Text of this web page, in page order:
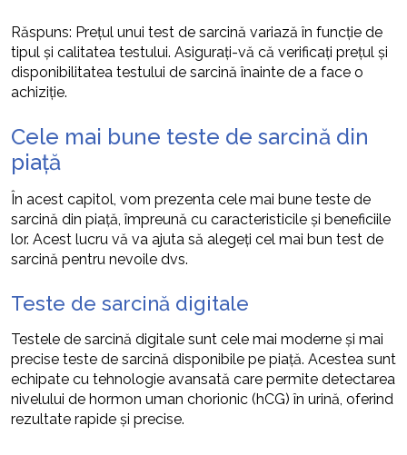
Răspuns: Prețul unui test de sarcină variază în funcție de
tipul și calitatea testului. Asigurați-vă că verificați prețul și
disponibilitatea testului de sarcină înainte de a face o
achiziție.
Cele mai bune teste de sarcină din
piață
În acest capitol, vom prezenta cele mai bune teste de
sarcină din piață, împreună cu caracteristicile și beneficiile
lor. Acest lucru vă va ajuta să alegeți cel mai bun test de
sarcină pentru nevoile dvs.
Teste de sarcină digitale
Testele de sarcină digitale sunt cele mai moderne și mai
precise teste de sarcină disponibile pe piață. Acestea sunt
echipate cu tehnologie avansată care permite detectarea
nivelului de hormon uman chorionic (hCG) în urină, oferind
rezultate rapide și precise.